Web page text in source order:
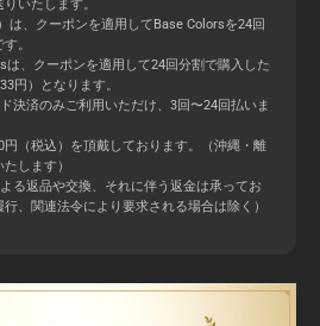
いたします。
は、クーポンを適用してBase Colorsを24回
。
、クーポンを適用して24回分割で購入した
円）となります。
決済のみご利用いただけ、3回〜24回払いま
（税込）を頂戴しております。（沖縄・離
します）
る返品や交換、それに伴う返金は承ってお
、関連法令により要求される場合は除く）